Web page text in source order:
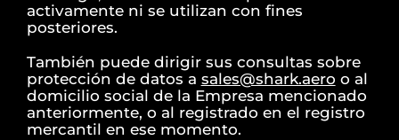
activamente ni se utilizan con fines
posteriores.
También puede dirigir sus consultas sobre
protección de datos a sales@shark.aero o al
domicilio social de la Empresa mencionado
anteriormente, o al registrado en el registro
mercantil en ese momento.